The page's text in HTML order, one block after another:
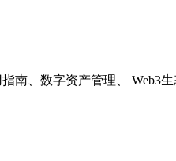
南、数字资产管理、 Web3